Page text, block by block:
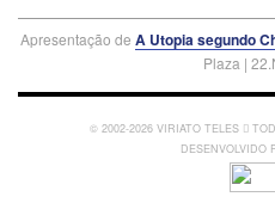
Apresentação de A Utopia segundo
Plaza |
© 2002-2026 VIRIATO TELES
DESENVOLVIDO